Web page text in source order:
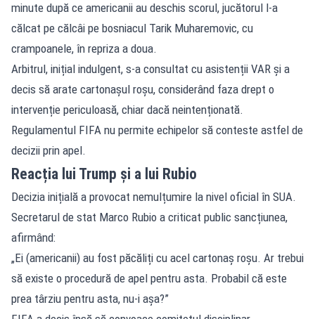
minute după ce americanii au deschis scorul, jucătorul l-a
călcat pe călcâi pe bosniacul Tarik Muharemovic, cu
crampoanele, în repriza a doua.
Arbitrul, inițial indulgent, s-a consultat cu asistenții VAR și a
decis să arate cartonașul roșu, considerând faza drept o
intervenție periculoasă, chiar dacă neintenționată.
Regulamentul FIFA nu permite echipelor să conteste astfel de
decizii prin apel.
Reacția lui Trump și a lui Rubio
Decizia inițială a provocat nemulțumire la nivel oficial în SUA.
Secretarul de stat Marco Rubio a criticat public sancțiunea,
afirmând:
„Ei (americanii) au fost păcăliți cu acel cartonaș roșu. Ar trebui
să existe o procedură de apel pentru asta. Probabil că este
prea târziu pentru asta, nu-i așa?”